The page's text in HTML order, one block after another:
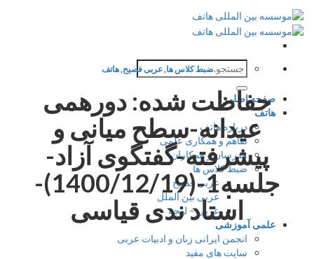
جستجو
برای:
صفحه اصلی
هاتف
درباره هاتف
تفاهم و همکاری علمی
مدرسان و همکاران
ضبط کلاس ها
عربی فصیح
عربی بین الملل
عربی – لهجه
علمی آموزشی
انجمن ایرانی زبان و ادبیات عربی
سایت های مفید
ضبط کلاس ها,عربی فصیح,هاتف
حفاظت شده: دورهمی
عیدانه-سطح میانی و
پیشرفته-گفتگوی آزاد-
جلسه1-(1400/12/19)-
استاد ندی قیاسی